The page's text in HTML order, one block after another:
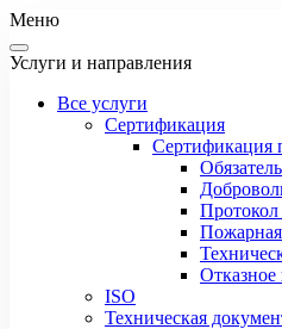
Меню
Услуги и направления
Все услуги
Сертификация
Сертификация
Пожарная
Отказное
ISO
Техническая